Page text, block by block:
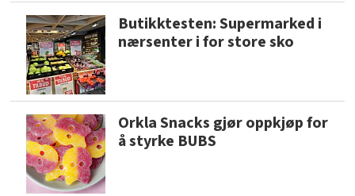
Butikktesten: Supermarked i
nærsenter i for store sko
Orkla Snacks gjør oppkjøp for
å styrke BUBS